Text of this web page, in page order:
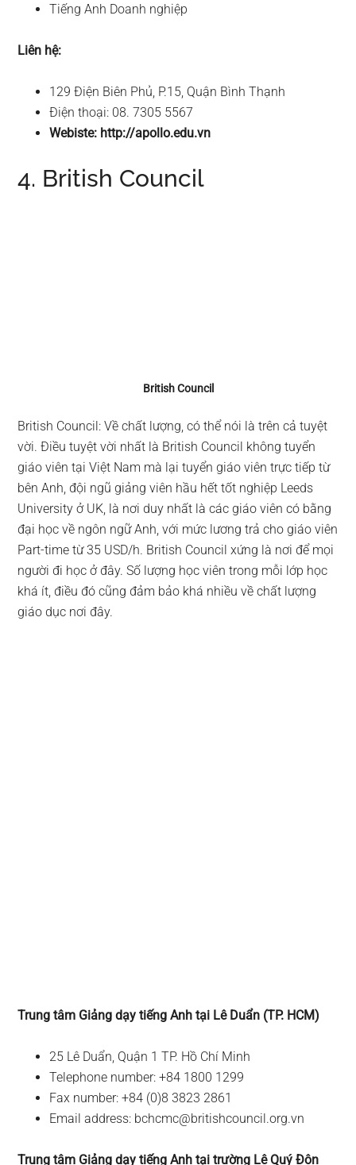
Tiếng Anh Doanh nghiệp
Liên hệ:
129 Điện Biên Phủ, P.15, Quận Bình Thạnh
Điện thoại: 08. 7305 5567
Webiste: http://apollo.edu.vn
4. British Council
British Council
British Council: Về chất lượng, có thể nói là trên cả tuyệt
vời. Điều tuyệt vời nhất là British Council không tuyển
giáo viên tại Việt Nam mà lại tuyển giáo viên trực tiếp từ
bên Anh, đội ngũ giảng viên hầu hết tốt nghiệp Leeds
University ở UK, là nơi duy nhất là các giáo viên có bằng
đại học về ngôn ngữ Anh, với mức lương trả cho giáo viên
Part-time từ 35 USD/h. British Council xứng là nơi để mọi
người đi học ở đây. Số lượng học viên trong mỗi lớp học
khá ít, điều đó cũng đảm bảo khá nhiều về chất lượng
giáo dục nơi đây.
Trung tâm Giảng dạy tiếng Anh tại Lê Duẩn (TP. HCM)
25 Lê Duẩn, Quận 1 TP. Hồ Chí Minh
Telephone number: +84 1800 1299
Fax number: +84 (0)8 3823 2861
Email address: bchcmc@britishcouncil.org.vn
Trung tâm Giảng dạy tiếng Anh tại trường Lê Quý Đôn